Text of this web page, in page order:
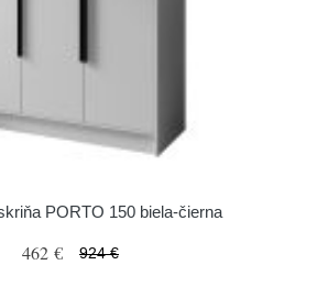
PORTO 150 biela-čierna
462 € 924 €